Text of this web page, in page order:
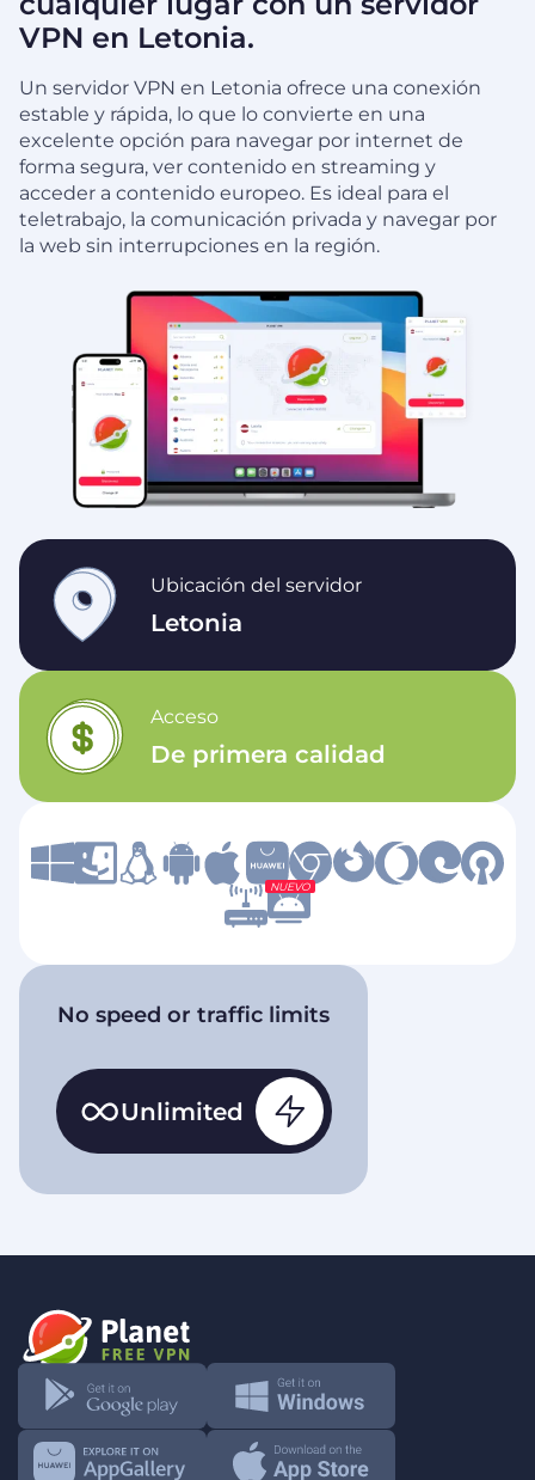
VPN en Letonia.
Un servidor VPN en Letonia ofrece una conexión
estable y rápida, lo que lo convierte en una
excelente opción para navegar por internet de
forma segura, ver contenido en streaming y
acceder a contenido europeo. Es ideal para el
teletrabajo, la comunicación privada y navegar por
la web sin interrupciones en la región.
Ubicación del servidor
Letonia
Acceso
De primera calidad
NUEVO
No speed or traffic limits
Unlimited